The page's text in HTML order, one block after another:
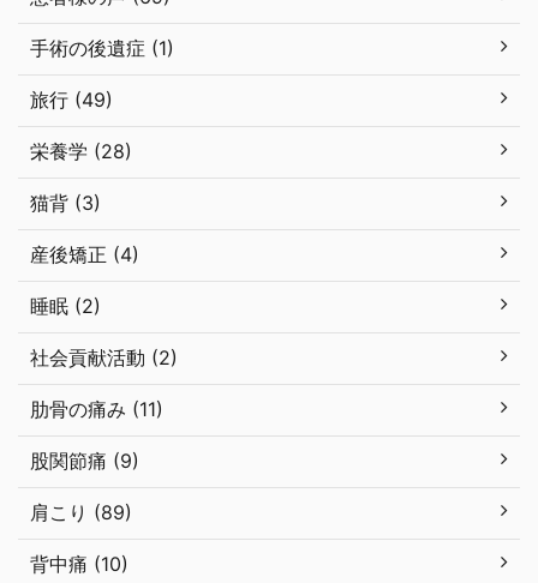
手術の後遺症 (1)
旅行 (49)
栄養学 (28)
猫背 (3)
産後矯正 (4)
睡眠 (2)
社会貢献活動 (2)
肋骨の痛み (11)
股関節痛 (9)
肩こり (89)
背中痛 (10)